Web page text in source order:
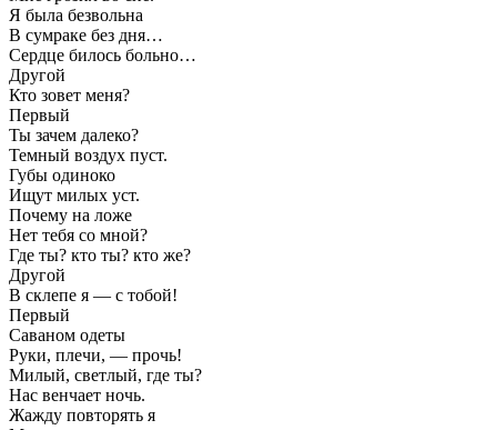
Я была безвольна
В сумраке без дня…
Сердце билось больно…
Другой
Кто зовет меня?
Первый
Ты зачем далеко?
Темный воздух пуст.
Губы одиноко
Ищут милых уст.
Почему на ложе
Нет тебя со мной?
Где ты? кто ты? кто же?
Другой
В склепе я — с тобой!
Первый
Саваном одеты
Руки, плечи, — прочь!
Милый, светлый, где ты?
Нас венчает ночь.
Жажду повторять я